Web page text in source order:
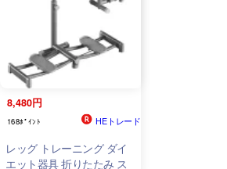
8,480円
168ﾎﾟｲﾝﾄ HEトレード
レッグ トレーニング ダイ
エット器具 折りたたみ ス